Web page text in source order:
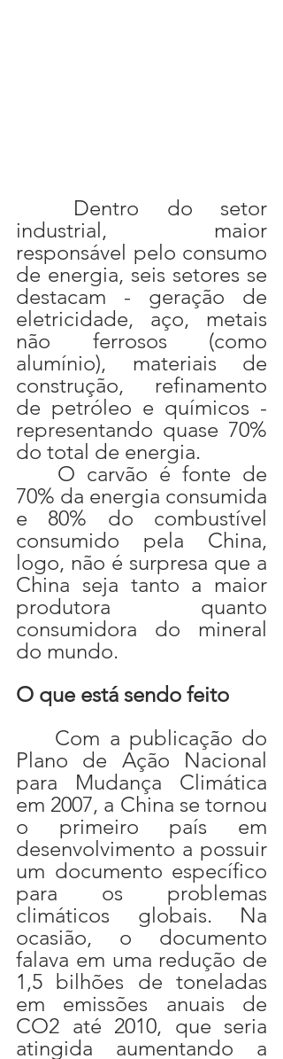
industrial, maior
responsável pelo consumo
de energia, seis setores se
destacam - geração de
eletricidade, aço, metais
não ferrosos (como
alumínio), materiais de
construção, refinamento
de petróleo e químicos -
representando quase 70%
do total de energia.
70% da energia consumida
e 80% do combustível
consumido pela China,
logo, não é surpresa que a
China seja tanto a maior
produtora quanto
consumidora do mineral
do mundo.
O que está sendo feito
Plano de Ação Nacional
para Mudança Climática
em 2007, a China se tornou
o primeiro país em
desenvolvimento a possuir
um documento específico
para os problemas
climáticos globais. Na
ocasião, o documento
falava em uma redução de
1,5 bilhões de toneladas
em emissões anuais de
CO2 até 2010, que seria
atingida aumentando a